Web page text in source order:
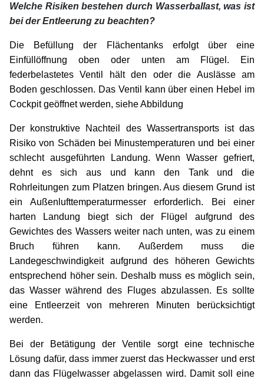
Welche Risiken bestehen durch Wasserballast, was ist
bei der Entleerung zu beachten?
Die Befüllung der Flächentanks erfolgt über eine
Einfüllöffnung oben oder unten am Flügel. Ein
federbelastetes Ventil hält den oder die Auslässe am
Boden geschlossen. Das Ventil kann über einen Hebel im
Cockpit geöffnet werden, siehe Abbildung
Der konstruktive Nachteil des Wassertransports ist das
Risiko von Schäden bei Minustemperaturen und bei einer
schlecht ausgeführten Landung. Wenn Wasser gefriert,
dehnt es sich aus und kann den Tank und die
Rohrleitungen zum Platzen bringen. Aus diesem Grund ist
ein Außenlufttemperaturmesser erforderlich. Bei einer
harten Landung biegt sich der Flügel aufgrund des
Gewichtes des Wassers weiter nach unten, was zu einem
Bruch führen kann. Außerdem muss die
Landegeschwindigkeit aufgrund des höheren Gewichts
entsprechend höher sein. Deshalb muss es möglich sein,
das Wasser während des Fluges abzulassen. Es sollte
eine Entleerzeit von mehreren Minuten berücksichtigt
werden.
Bei der Betätigung der Ventile sorgt eine technische
Lösung dafür, dass immer zuerst das Heckwasser und erst
dann das Flügelwasser abgelassen wird. Damit soll eine